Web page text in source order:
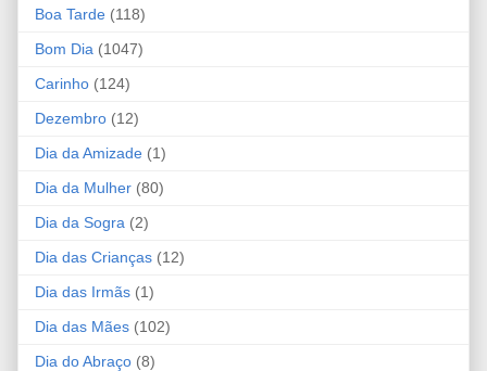
Boa Tarde (118)
Bom Dia (1047)
Carinho (124)
Dezembro (12)
Dia da Amizade (1)
Dia da Mulher (80)
Dia da Sogra (2)
Dia das Crianças (12)
Dia das Irmãs (1)
Dia das Mães (102)
Dia do Abraço (8)